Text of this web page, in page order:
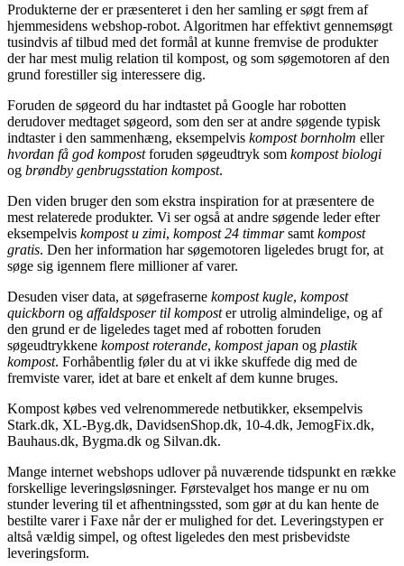
Produkterne der er præsenteret i den her samling er søgt frem af
hjemmesidens webshop-robot. Algoritmen har effektivt gennemsøgt
tusindvis af tilbud med det formål at kunne fremvise de produkter
der har mest mulig relation til kompost, og som søgemotoren af den
grund forestiller sig interessere dig.
Foruden de søgeord du har indtastet på Google har robotten
derudover medtaget søgeord, som den ser at andre søgende typisk
indtaster i den sammenhæng, eksempelvis kompost bornholm eller
hvordan få god kompostforuden søgeudtryk som kompost biologi
og brøndby genbrugsstation kompost.
Den viden bruger den som ekstra inspiration for at præsentere de
mest relaterede produkter. Vi ser også at andre søgende leder efter
eksempelvis kompost u zimi, kompost 24 timmarsamt kompost
gratis. Den her information har søgemotoren ligeledes brugt for, at
søge sig igennem flere millioner af varer.
Desuden viser data, at søgefraserne kompost kugle, kompost
quickborn og affaldsposer til komposter utrolig almindelige, og af
den grund er de ligeledes taget med af robotten foruden
søgeudtrykkene kompost roterande, kompost japan og plastik
kompost. Forhåbentlig føler du at vi ikke skuffede dig med de
fremviste varer, idet at bare et enkelt af dem kunne bruges.
Kompost købes ved velrenommerede netbutikker, eksempelvis
Stark.dk, XL-Byg.dk, DavidsenShop.dk, 10-4.dk, JemogFix.dk,
Bauhaus.dk, Bygma.dk og Silvan.dk.
Mange internet webshops udlover på nuværende tidspunkt en række
forskellige leveringsløsninger. Førstevalget hos mange er nu om
stunder levering til et afhentningssted, som gør at du kan hente de
bestilte varer i Faxe når der er mulighed for det. Leveringstypen er
altså vældig simpel, og oftest ligeledes den mest prisbevidste
leveringsform.